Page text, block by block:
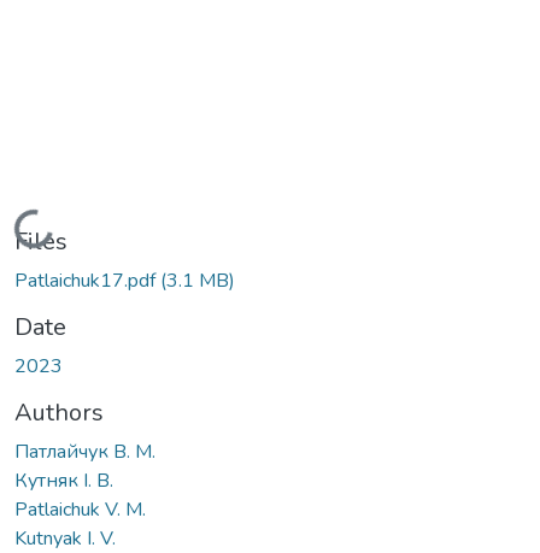
Loading...
Files
Patlaichuk17.pdf(3.1 MB)
Date
2023
Authors
Патлайчук В. М.
Кутняк І. В.
Patlaichuk V. M.
Kutnyak I. V.